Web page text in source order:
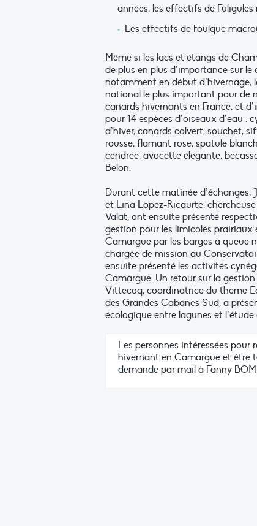
années, les effectifs de
Les effectifs de Foulque
Même si les lacs et étangs de
de plus en plus d’importance sur
notamment en début d’hivernage,
national le plus important pour de
canards hivernants en France, et
pour 14 espèces d’oiseaux d’eau :
d’hiver, canards colvert, souchet,
rousse, flamant rose, spatule
cendrée, avocette élégante,
Belon.
Durant cette matinée d’échanges,
et Lina Lopez-Ricaurte,
Valat, ont ensuite présenté
gestion pour les limicoles prairiaux
Camargue par les barges à queue
chargée de mission au
ensuite présenté les activités
Camargue. Un retour sur la
Vittecoq, coordinatrice du thème
des Grandes Cabanes Sud, a
écologique entre lagunes et
Les personnes intéressées pour
hivernant en Camargue et être
demande par mail à Fanny